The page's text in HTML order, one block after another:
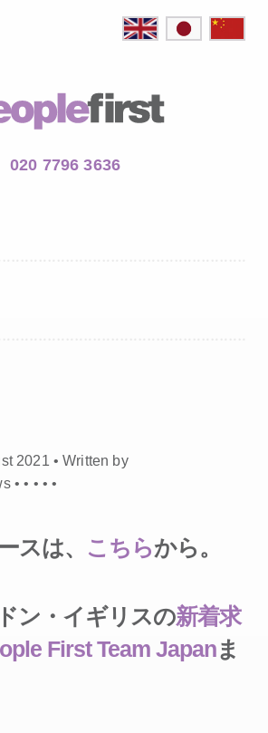
020 7796 3636
2021 • Written by
•• • ••
スは、 こちらから。
ン・イギリスの新着求
First Team Japanま